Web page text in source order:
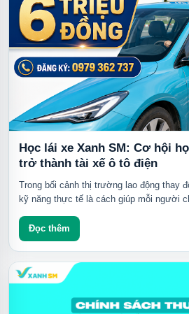
Học lái xe Xanh SM: Cơ hội
trở thành tài xế ô tô điện
Trong bối cảnh thị trường lao động thay
kỹ năng thực tế là cách giúp mỗi người
Đọc thêm